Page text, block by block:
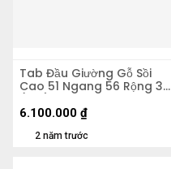
Tab Đầu Giường Gỗ Sồi
Cao 51 Ngang 56 Rộng 39
(cm)
2 năm trước
6.100.000 ₫